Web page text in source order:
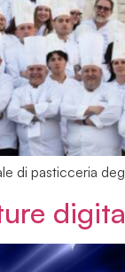
di pasticceria